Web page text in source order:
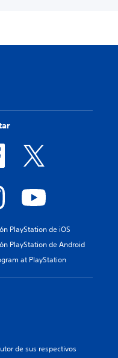
PlayStation de iOS
PlayStation de Android
at PlayStation
de sus respectivos